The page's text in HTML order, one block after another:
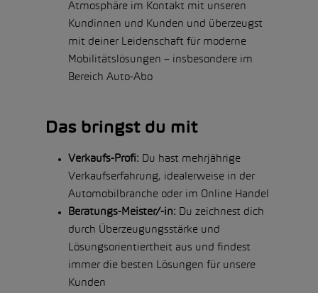
Atmosphäre im Kontakt mit unseren
Kundinnen und Kunden und überzeugst
mit deiner Leidenschaft für moderne
Mobilitätslösungen – insbesondere im
Bereich Auto-Abo
Das bringst du mit
Verkaufs-Profi: Du hast mehrjährige
Verkaufserfahrung, idealerweise in der
Automobilbranche oder im Online Handel
Beratungs-Meister/-in: Du zeichnest dich
durch Überzeugungsstärke und
Lösungsorientiertheit aus und findest
immer die besten Lösungen für unsere
Kunden